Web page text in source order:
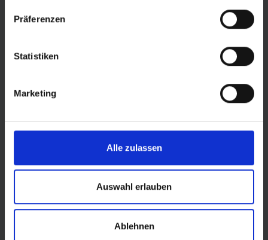
Präferenzen
Statistiken
Marketing
Alle zulassen
Auswahl erlauben
Ablehnen
FÖRDERER DES SPORTS IN SACHSEN-ANHALT